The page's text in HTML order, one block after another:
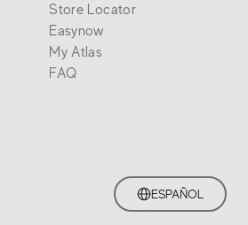
Store Locator
Easynow
My Atlas
FAQ
ESPAÑOL